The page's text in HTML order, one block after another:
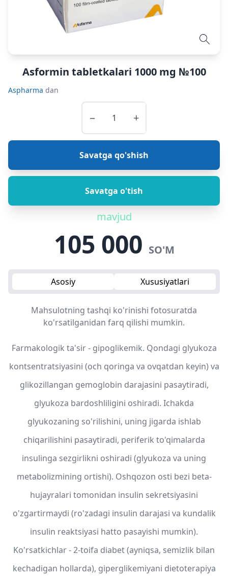
Asformin tabletkalari 1000 mg №100
Aspharma dan
− +
Savatga qo'shish
Savatga o'tish
mavjud
105 000 SO'M
Asosiy Xususiyatlari
Mahsulotning tashqi ko'rinishi fotosuratda
ko'rsatilganidan farq qilishi mumkin.
Farmakologik ta'sir - gipoglikemik. Qondagi glyukoza
kontsentratsiyasini (och qoringa va ovqatdan keyin) va
glikozillangan gemoglobin darajasini pasaytiradi,
glyukoza bardoshliligini oshiradi. Ichakda
glyukozaning so'rilishini, uning jigarda ishlab
chiqarilishini pasaytiradi, periferik to'qimalarda
insulinga sezgirlikni oshiradi (glyukoza va uning
metabolizmining ortishi). Oshqozon osti bezi beta-
hujayralari tomonidan insulin sekretsiyasini
o'zgartirmaydi (ro'zadagi insulin darajasi va kundalik
insulin reaktsiyasi hatto pasayishi mumkin).
Ko'rsatkichlar - 2-toifa diabet (ayniqsa, semizlik bilan
kechadigan hollarda), giperglikemiyani dietoterapiya